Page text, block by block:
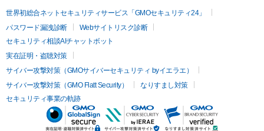
世界初総合ネットセキュリティサービス「GMOセキュリティ24」
パスワード漏洩診断
Webサイトリスク診断
セキュリティ相談AIチャットボット
実在証明・盗聴対策
サイバー攻撃対策（GMOサイバーセキュリティ byイエラエ）
サイバー攻撃対策（GMO Flatt Security）
なりすまし対策
セキュリティ事業の軌跡